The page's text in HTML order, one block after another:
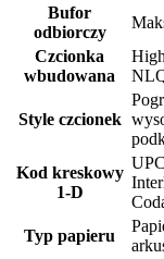
Bufor
odbiorczy
Czcionka
wbudowana
Style czcionek
Kod kreskowy
1-D
Typ papieru